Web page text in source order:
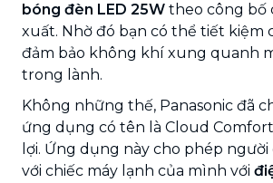
bóng đèn LED 25W theo công bố
xuất. Nhờ đó bạn có thể tiết kiệm
đảm bảo không khí xung quanh
trong lành.
Không những thế, Panasonic đã
ứng dụng có tên là Cloud
lợi. Ứng dụng này cho phép
với chiếc máy lạnh của mình với